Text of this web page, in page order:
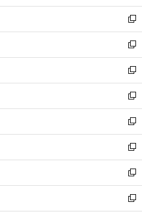
開
く
ウ
で
開
く
ン
ド
ウ
で
開
く
ウ
ィ
ン
ド
ウ
で
開
く
新
し
い
ウ
ィ
ン
ド
ウ
で
開
く
新
し
い
ウ
ィ
ン
ド
ウ
で
開
く
新
し
い
ウ
ィ
ン
ド
ウ
で
開
く
新
し
い
ウ
ィ
ン
ド
ウ
で
開
新
し
い
ウ
ィ
ン
ド
ウ
新
し
い
ウ
ィ
ン
新
し
い
ウ
新
し